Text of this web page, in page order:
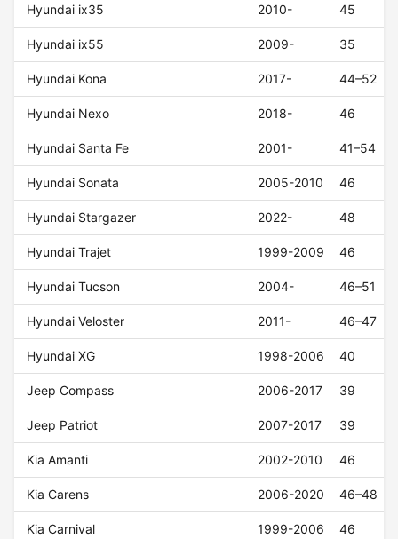
Hyundai ix35 2010- 45
Hyundai ix55 2009- 35
Hyundai Kona 2017- 44–52
Hyundai Nexo 2018- 46
Hyundai Santa Fe 2001- 41–54
Hyundai Sonata 2005-2010 46
Hyundai Stargazer 2022- 48
Hyundai Trajet 1999-2009 46
Hyundai Tucson 2004- 46–51
Hyundai Veloster 2011- 46–47
Hyundai XG 1998-2006 40
Jeep Compass 2006-2017 39
Jeep Patriot 2007-2017 39
Kia Amanti 2002-2010 46
Kia Carens 2006-2020 46–48
Kia Carnival 1999-2006 46